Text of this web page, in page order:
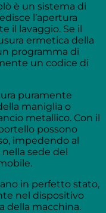
è un sistema di
l’apertura
il lavaggio. Se il
ermetica della
programma di
un codice di
puramente
maniglia o
metallico. Con il
possono
impedendo al
sede del
in perfetto stato,
nel dispositivo
della macchina.